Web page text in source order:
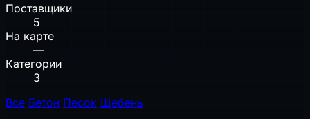
Поставщики
5
На карте
—
Категории
3
Все Бетон Песок Щебень